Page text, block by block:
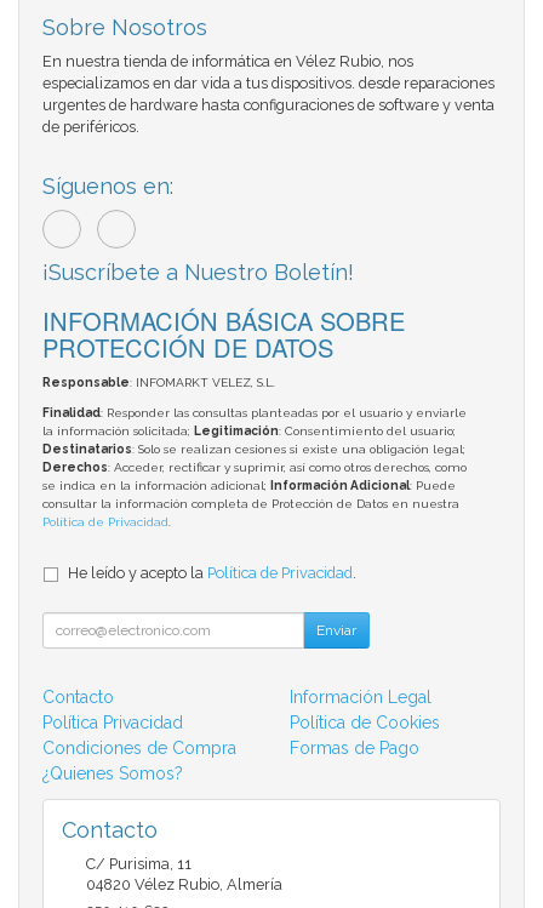
Sobre Nosotros
En nuestra tienda de informática en Vélez Rubio, nos
especializamos en dar vida a tus dispositivos. desde reparaciones
urgentes de hardware hasta configuraciones de software y venta
de periféricos.
Síguenos en:
¡Suscríbete a Nuestro Boletín!
INFORMACIÓN BÁSICA SOBRE
PROTECCIÓN DE DATOS
Responsable: INFOMARKT VELEZ, S.L.
Finalidad: Responder las consultas planteadas por el usuario y enviarle
la información solicitada; Legitimación: Consentimiento del usuario;
Destinatarios: Solo se realizan cesiones si existe una obligación legal;
Derechos: Acceder, rectificar y suprimir, así como otros derechos, como
se indica en la información adicional;
Información Adicional: Puede
consultar la información completa de Protección de Datos en nuestra
Política de Privacidad
He leído y acepto la Política de Privacidad
Enviar
Contacto
Información Legal
Política Privacidad
Política de Cookies
Condiciones de Compra
Formas de Pago
¿Quienes Somos?
Contacto
C/ Purisima, 11
04820 Vélez Rubio Almería